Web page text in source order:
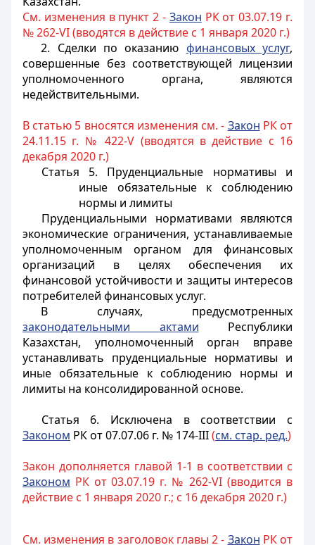
См. изменения в пункт 2 - Закон РК от 03.07.19 г.
№ 262-VI (вводятся в действие с 1 января 2020 г.)
2. Сделки по оказанию финансовых услуг,
совершенные без соответствующей лицензии
уполномоченного органа, являются
недействительными.
В статью 5 вносятся изменения см. - Закон РК от
24.11.15 г. № 422-V (вводятся в действие с 16
декабря 2020 г.)
Статья 5. Пруденциальные нормативы и
иные обязательные к соблюдению
нормы и лимиты
Пруденциальными нормативами являются
экономические ограничения, устанавливаемые
уполномоченным органом для финансовых
организаций в целях обеспечения их
финансовой устойчивости и защиты интересов
потребителей финансовых услуг.
В случаях, предусмотренных
законодательными актами Республики
Казахстан, уполномоченный орган вправе
устанавливать пруденциальные нормативы и
иные обязательные к соблюдению нормы и
лимиты на консолидированной основе.
Статья 6. Исключена в соответствии с
Законом РК от 07.07.06 г. № 174-III(см. стар. ред.)
Закон дополняется главой 1-1 в соответствии с
Законом РК от 03.07.19 г. № 262-VI (вводится в
действие с 1 января 2020 г.; с 16 декабря 2020 г.)
См. изменения в заголовок главы 2 - Закон РК от